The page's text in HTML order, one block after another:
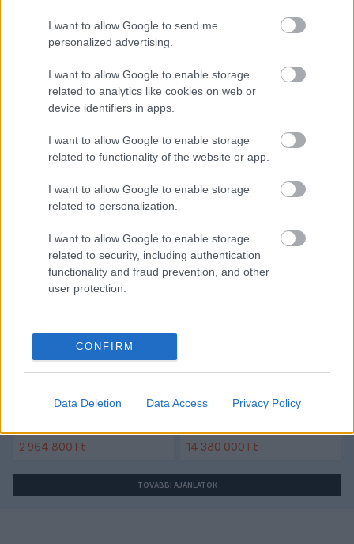
I want to allow Google to send me
personalized advertising.
I want to allow Google to enable storage
related to analytics like cookies on web or
device identifiers in apps.
I want to allow Google to enable storage
related to functionality of the website or app.
I want to allow Google to enable storage
related to personalization.
I want to allow Google to enable storage
related to security, including authentication
functionality and fraud prevention, and other
user protection.
CONFIRM
Data Deletion Data Access Privacy Policy
Link másolása
#MEZŐKÖVESD
#BERECZ ZSOMBOR
#RÓBERT PILLÁR
Autópiac
Cfmoto 800 Mt
2 964 800 Ft
Volvo Xc40
Szín:
14 380 000 Ft
TOVÁBBI AJÁNLATOK